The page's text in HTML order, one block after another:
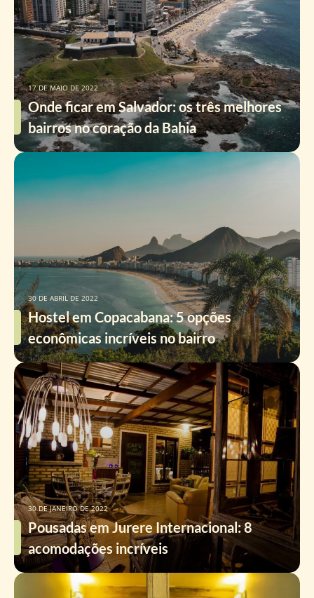
Onde ficar em Salvador: os três melhores
bairros no coração da Bahia
17 DE MAIO DE 2022
Hostel em Copacabana: 5 opções
econômicas incríveis no bairro
30 DE ABRIL DE 2022
Pousadas em Jurere Internacional: 8
acomodações incríveis
30 DE JANEIRO DE 2022